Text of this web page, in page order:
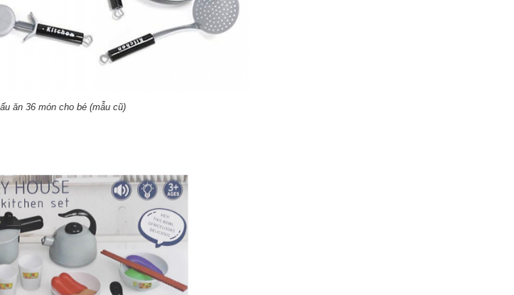
ăn 36 món cho bé (mẫu cũ)